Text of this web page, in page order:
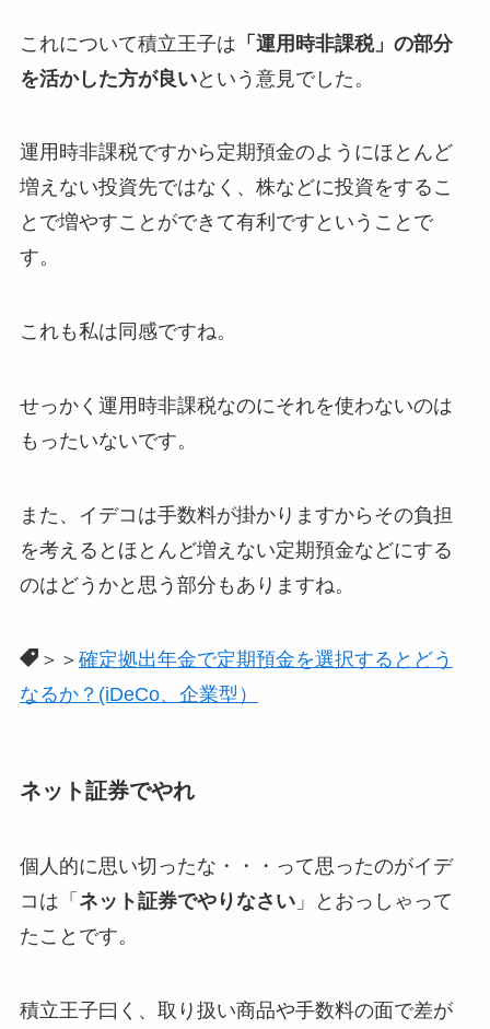
これについて積立王子は 「運用時非課税」の部分
を活かした方が良いという意見でした。
運用時非課税ですから定期預金のようにほとんど
増えない投資先ではなく、株などに投資をするこ
とで増やすことができて有利ですということで
す。
これも私は同感ですね。
せっかく運用時非課税なのにそれを使わないのは
もったいないです。
また、イデコは手数料が掛かりますからその負担
を考えるとほとんど増えない定期預金などにする
のはどうかと思う部分もありますね。
＞＞ 確定拠出年金で定期預金を選択するとどう
なるか？(iDeCo、企業型）
ネット証券でやれ
個人的に思い切ったな・・・って思ったのがイデ
コは「 ネット証券でやりなさい」とおっしゃって
たことです。
積立王子曰く、取り扱い商品や手数料の面で差が